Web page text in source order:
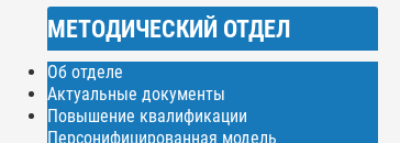
МЕТОДИЧЕСКИЙ ОТДЕЛ
Об отделе
Актуальные документы
Повышение квалификации
Персонифицированная модель